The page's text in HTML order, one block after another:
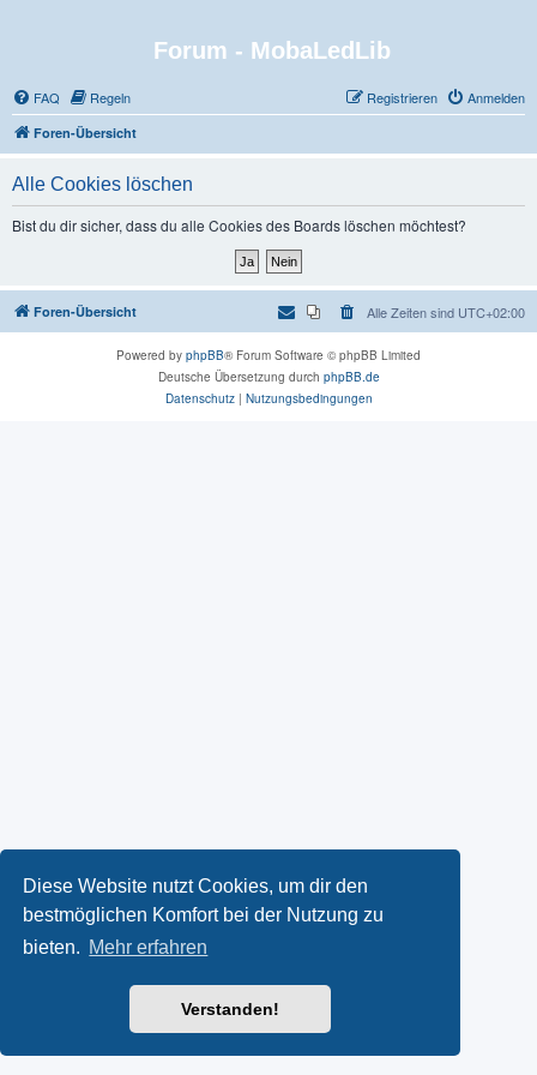
Diese Website nutzt Cookies, um dir den
bestmöglichen Komfort bei der Nutzung zu
bieten. Mehr erfahren
Verstanden!
Forum - MobaLedLib
FAQ Regeln Anmelden
Registrieren
Foren-Übersicht
Alle Cookies löschen
Bist du dir sicher, dass du alle Cookies des Boards löschen möchtest?
Foren-Übersicht Alle Zeiten sind UTC+02:00
Powered by phpBB® Forum Software © phpBB Limited
Deutsche Übersetzung durch phpBB.de
Datenschutz| Nutzungsbedingungen